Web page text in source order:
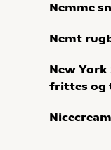
Nemme
Nemt
New
frittes og